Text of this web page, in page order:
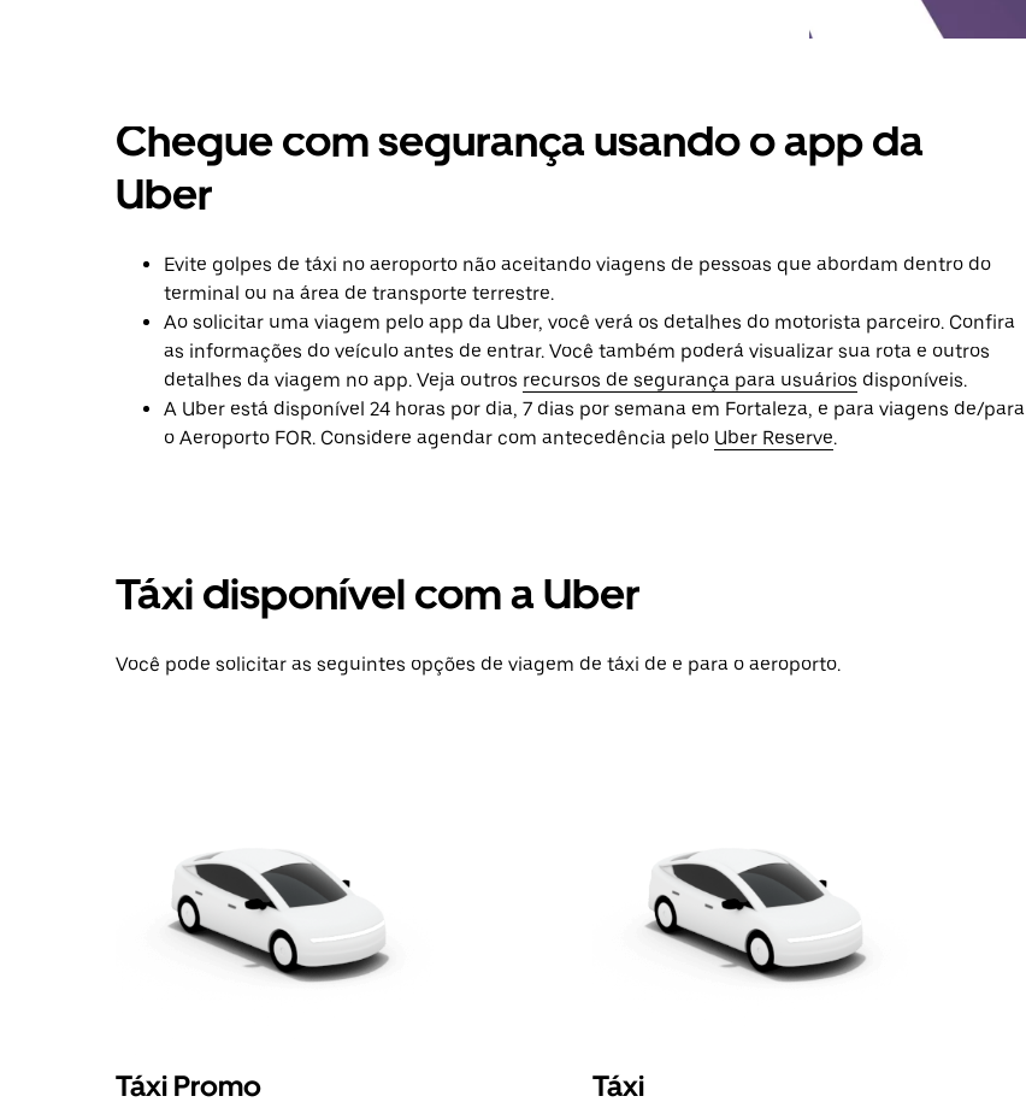
calendário
e
uma
data.
tecla
“ESC”
para
calendário.
Chegue com segurança usando o app da
Uber
Evite golpes de táxi no aeroporto não aceitando viagens de pessoas que abordam dentro do
terminal ou na área de transporte terrestre.
Ao solicitar uma viagem pelo app da Uber, você verá os detalhes do motorista parceiro. Confira
as informações do veículo antes de entrar. Você também poderá visualizar sua rota e outros
detalhes da viagem no app. Veja outros recursos de segurança para usuários disponíveis.
A Uber está disponível 24 horas por dia, 7 dias por semana em Fortaleza, e para viagens de/para
o Aeroporto FOR. Considere agendar com antecedência pelo Uber Reserve.
Táxi disponível com a Uber
Você pode solicitar as seguintes opções de viagem de táxi de e para o aeroporto.
Táxi Promo Táxi